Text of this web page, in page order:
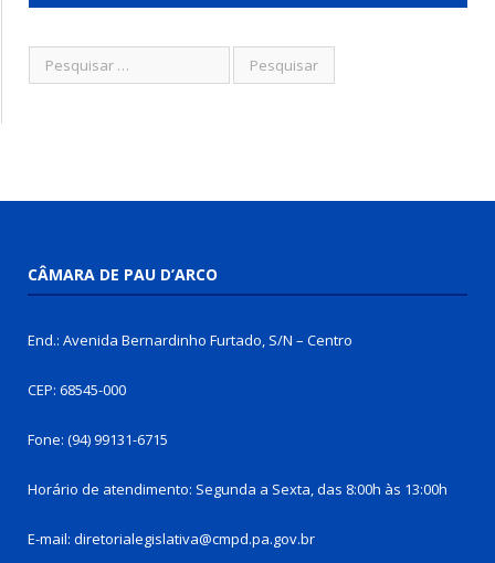
CÂMARA DE PAU D’ARCO
End.: Avenida Bernardinho Furtado, S/N – Centro
CEP: 68545-000
Fone: (94) 99131-6715
Horário de atendimento: Segunda a Sexta, das 8:00h às 13:00h
E-mail: diretorialegislativa@cmpd.pa.gov.br